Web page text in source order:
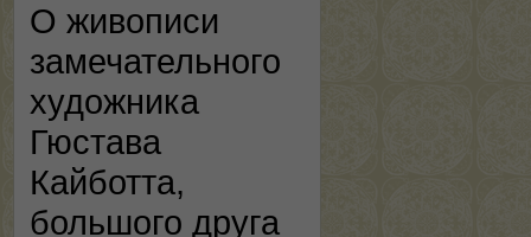
О живописи
замечательного
художника
Гюстава
Кайботта,
большого друга